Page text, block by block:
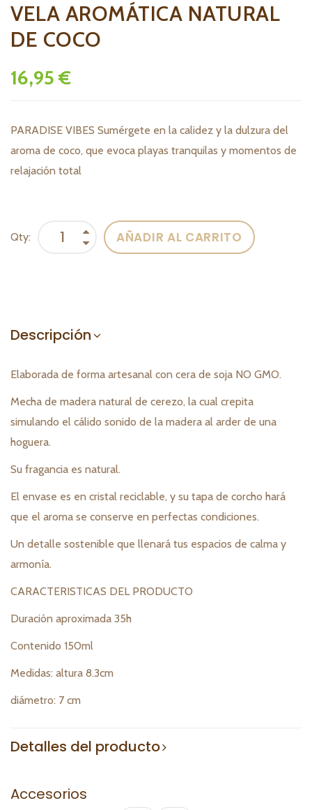
VELA AROMÁTICA NATURAL
DE COCO
16,95 €
PARADISE VIBES Sumérgete en la calidez y la dulzura del
aroma de coco, que evoca playas tranquilas y momentos de
relajación total
Qty: AÑADIR AL CARRITO
Descripción
Elaborada de forma artesanal con cera de soja NO GMO.
Mecha de madera natural de cerezo, la cual crepita
simulando el cálido sonido de la madera al arder de una
hoguera.
Su fragancia es natural.
El envase es en cristal reciclable, y su tapa de corcho hará
que el aroma se conserve en perfectas condiciones.
Un detalle sostenible que llenará tus espacios de calma y
armonía.
CARACTERISTICAS DEL PRODUCTO
Duración aproximada 35h
Contenido 150ml
Medidas: altura 8.3cm
diámetro: 7 cm
Detalles del producto
Accesorios